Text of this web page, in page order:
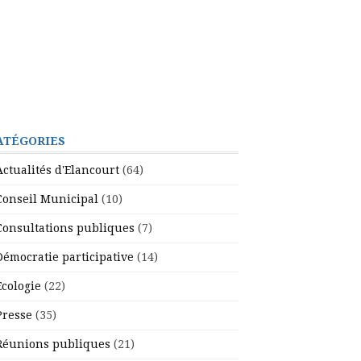
d'Elancourt (64)
Municipal (10)
publiques (7)
participative (14)
(22)
(35)
publiques (21)